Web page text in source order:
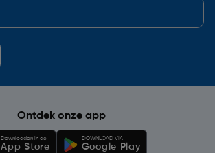
Ontdek onze app
Downloaden in de
App Store
DOWNLOAD VIA
Google Play